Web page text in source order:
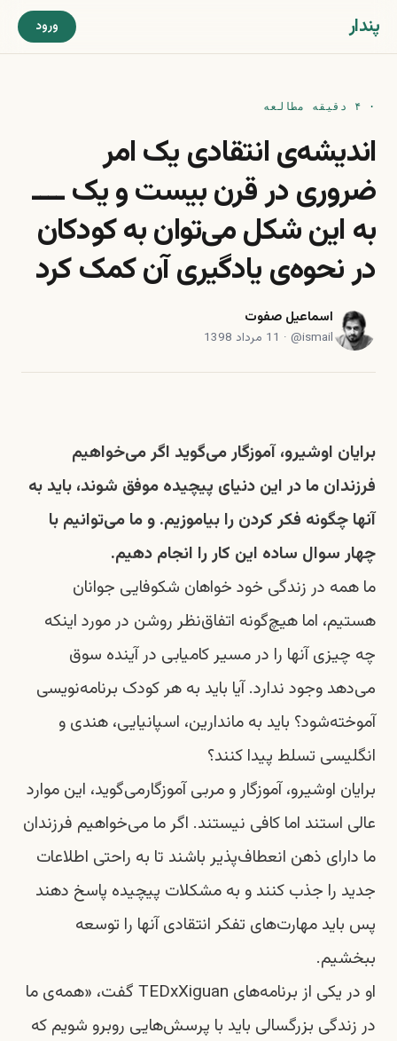
پندار ورود
· ۴ دقیقه مطالعه
اندیشه‌ی انتقادی یک امر
ضروری در قرن بیست و یک ــــ
به این شکل می‌توان به کودکان
در نحوه‌ی یادگیری آن کمک کرد
اسماعیل صفوت
@ismail
· 11 مرداد 1398
برایان اوشیرو،آموزگار می‌گوید اگر می‌خواهیم
فرزندان ما در این دنیای پیچیده موفق شوند، باید به
آنها چگونه فکر کردن را بیاموزیم. و ما می‌توانیم با
چهار سوال ساده این کار را انجام دهیم.
ما همه در زندگی خود خواهان شکوفایی جوانان
هستیم، اما هیچ‌گونه اتفاق‌نظر روشن در مورد اینکه
چه چیزی آنها را در مسیر کامیابی در آینده سوق
می‌دهد وجود ندارد. آیا باید به هر کودک برنامه‌نویسی
آموخته‌شود؟ باید به ماندارین، اسپانیایی، هندی و
انگلیسی تسلط پیدا کنند؟
برایان اوشیرو،آموزگار و مربی آموزگارمی‌گوید، این موارد
عالی استند اما کافی نیستند. اگر ما می‌خواهیم فرزندان
ما دارای ذهن انعطاف‌پذیر باشند تا به راحتی اطلاعات
جدید را جذب کنند و به مشکلات پیچیده پاسخ دهند
پس باید مهارت‌های تفکر انتقادی آنها را توسعه
ببخشیم.
او در یکی از برنامه‌های TEDxXiguan گفت، «همه‌ی ما
در زندگی بزرگسالی باید با پرسش‌هایی روبرو شویم که